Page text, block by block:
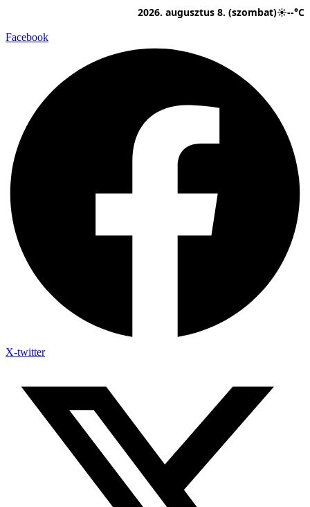
tartalomhoz
2026. augusztus 8. (szombat)☀--°C
Facebook
X-twitter